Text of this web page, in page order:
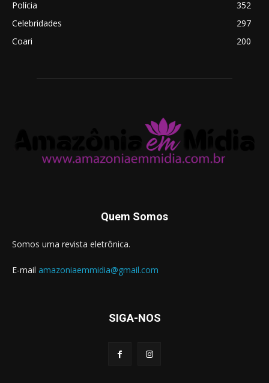
Polícia
352
Celebridades
297
Coari
200
Quem Somos
Somos uma revista eletrônica.
E-mail amazoniaemmidia@gmail.com
SIGA-NOS